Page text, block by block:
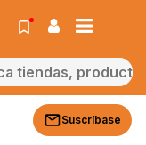
Suscríbase